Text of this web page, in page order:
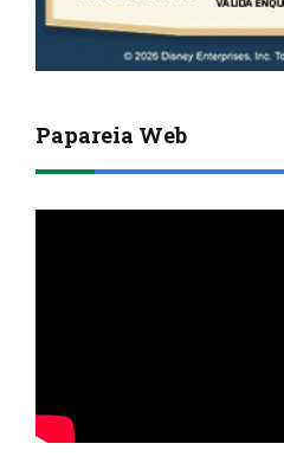
Papareia Web